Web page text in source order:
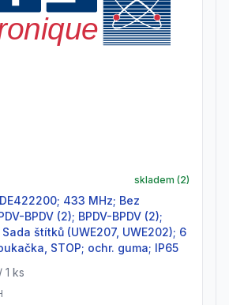
skladem (2)
BPDV (2); BPDV-BPDV (2);
Sada štítků (UWE207, UWE202); 6
STOP; ochr. guma; IP65
/ 1 ks